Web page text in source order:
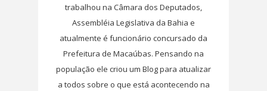
trabalhou na Câmara dos Deputados,
Assembléia Legislativa da Bahia e
atualmente é funcionário concursado da
Prefeitura de Macaúbas. Pensando na
população ele criou um Blog para atualizar
a todos sobre o que está acontecendo na